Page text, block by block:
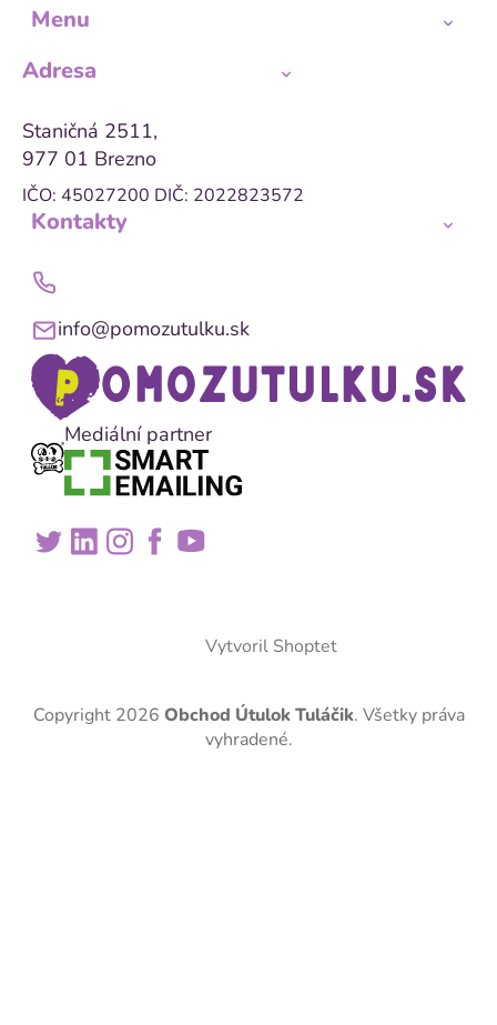
Menu
Adresa
Staničná 2511,
977 01 Brezno
IČO: 45027200 DIČ: 2022823572
Kontakty
info@pomozutulku.sk
Mediální partner
Vytvoril Shoptet
Copyright 2026 Obchod Útulok Tuláčik. Všetky práva
vyhradené.